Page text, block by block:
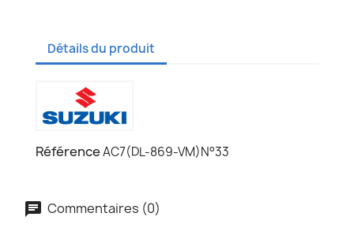
Détails du produit
RéférenceAC7(DL-869-VM)N°33
Commentaires (0)